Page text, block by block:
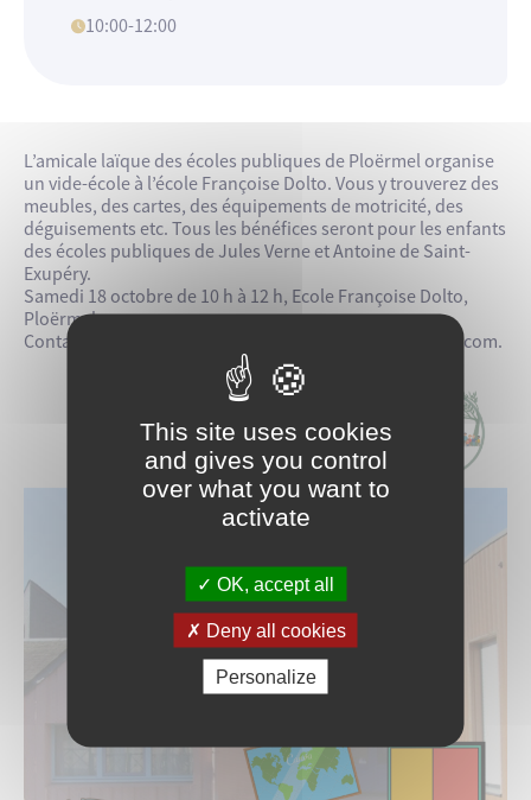
10:00-12:00
L’amicale laïque des écoles publiques de Ploërmel organise
un vide-école à l’école Françoise Dolto. Vous y trouverez des
meubles, des cartes, des équipements de motricité, des
déguisements etc. Tous les bénéfices seront pour les enfants
des écoles publiques de Jules Verne et Antoine de Saint-
Exupéry.
Samedi 18 octobre de 10 h à 12 h, Ecole Françoise Dolto,
Ploërmel.
Contact : 06 52 38 06 63, amicalelaiqueploermel@gmail.com.
This site uses cookies
and gives you control
over what you want to
activate
OK, accept all
Deny all cookies
Personalize